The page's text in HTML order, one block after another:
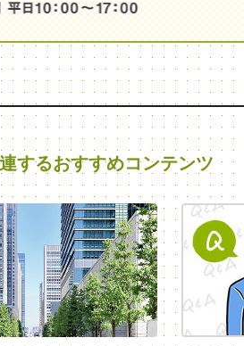
するおすすめコンテンツ